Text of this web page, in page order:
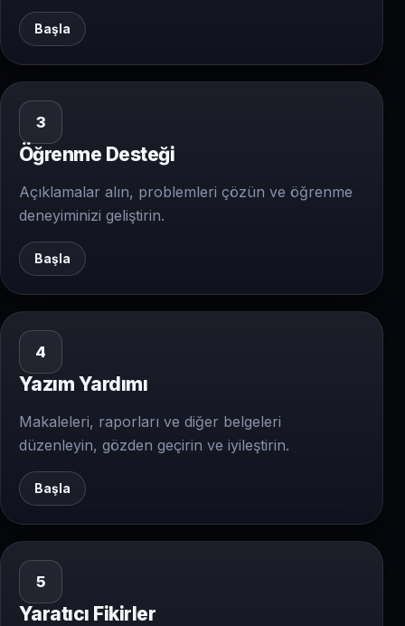
Başla
3
Öğrenme Desteği
Açıklamalar alın, problemleri çözün ve öğrenme
deneyiminizi geliştirin.
Başla
4
Yazım Yardımı
Makaleleri, raporları ve diğer belgeleri
düzenleyin, gözden geçirin ve iyileştirin.
Başla
5
Yaratıcı Fikirler